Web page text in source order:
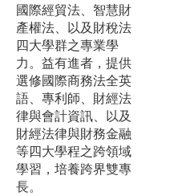
國際經貿法、智慧財
產權法、以及財稅法
四大學群之專業學
力。益有進者，提供
選修國際商務法全英
語、專利師、財經法
律與會計資訊、以及
財經法律與財務金融
等四大學程之跨領域
學習，培養跨界雙專
長。